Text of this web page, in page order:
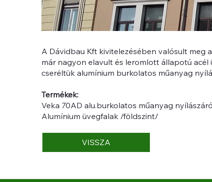
A Dávidbau Kft kivitelezésében valósult meg
már nagyon elavult és leromlott állapotú
cseréltük alumínium burkolatos műanyag
Termékek:
Veka 70AD alu.burkolatos műanyag
Alumínium üvegfalak /földszint/
VISSZA